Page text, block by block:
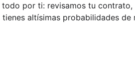
todo por ti: revisamos tu
altísimas probabilidades de